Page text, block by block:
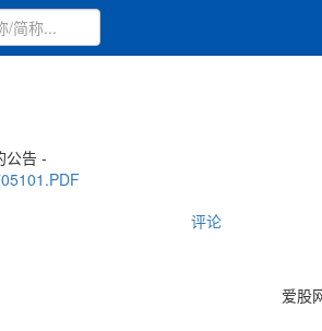
公告 -
评论
爱股